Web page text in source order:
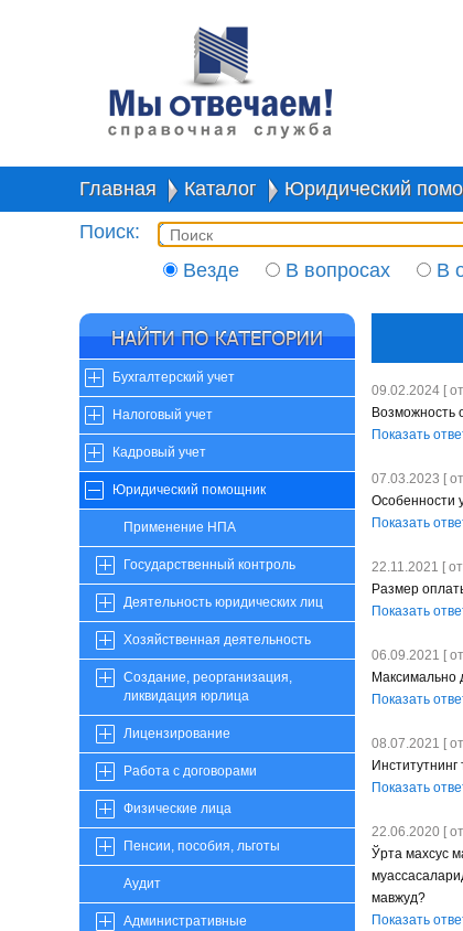
Главная Каталог Юридический
Поиск:
Везде
В вопросах В
Бухгалтерский учет
Налоговый учет
Кадровый учет
Юридический помощник
Применение НПА
Государственный контроль
Деятельность юридических лиц
Хозяйственная деятельность
Создание, реорганизация,
ликвидация юрлица
Лицензирование
Работа с договорами
Физические лица
Пенсии, пособия, льготы
Аудит
Административные
09.02.2024 [
Возможность
Показать
07.03.2023 [
Особенности
Показать
22.11.2021 [
Размер
Показать
06.09.2021 [
Максимально
Показать
08.07.2021 [
Показать
22.06.2020 [
Ўрта махсус
мавжуд?
Показать